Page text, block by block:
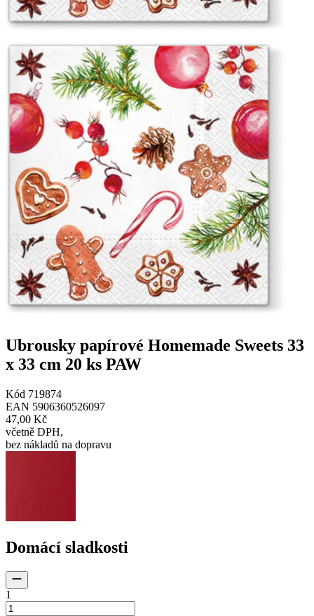
Ubrousky papírové Homemade Sweets 33
x 33 cm 20 ks PAW
Kód 719874
EAN 5906360526097
47,00 Kč
včetně DPH,
bez nákladů na dopravu
Domácí sladkosti
1